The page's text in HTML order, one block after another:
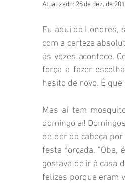
Daniela Paiva Guiga Soares
Úrsula Corona Vanessa Veiga
Argentina Áustria
Atualizado: 28 de dez. de
Eu aqui de Londres,
com a certeza
às vezes acontece.
força a fazer
hesito de novo. É
Mas aí tem
domingo aí!
de dor de cabeça
festa forçada. "Oba,
gostava de ir à casa
felizes porque eram